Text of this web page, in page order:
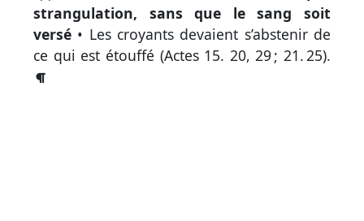
strangulation, sans que le sang soit
versé • Les croyants devaient s’abstenir de
ce qui est étouffé (Actes 15. 20, 29; 21. 25).
Autres
supports
Exemplaire